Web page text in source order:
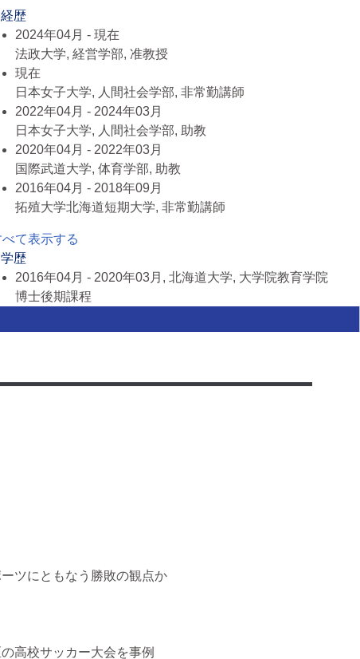
歴
2024年04月 - 現在
法政大学, 経営学部, 准教授
現在
日本女子大学, 人間社会学部, 非常勤講師
2022年04月 - 2024年03月
日本女子大学, 人間社会学部, 助教
2020年04月 - 2022年03月
国際武道大学, 体育学部, 助教
2016年04月 - 2018年09月
拓殖大学北海道短期大学, 非常勤講師
て表示する
歴
2016年04月 - 2020年03月, 北海道大学, 大学院教育学院
博士後期課程
修士課程
続
ツにともなう勝敗の観点か
高校サッカー大会を事例